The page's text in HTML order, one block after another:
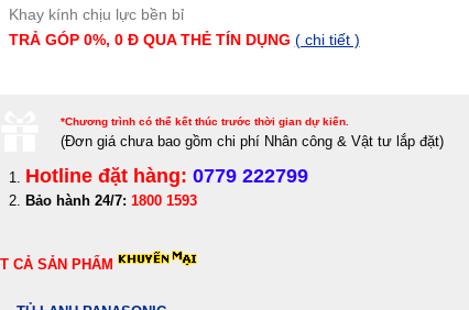
Khay kính chịu lực bền bỉ
TRẢ GÓP 0%, 0 Đ QUA THẺ TÍN DỤNG ( chi tiết )
*Chương trình có thể kết thúc trước thời gian dự kiến.
(Đơn giá c hưa bao gồm chi phí Nhân công & Vật tư lắp đặt)
Hotline đặt hàng: 0779 222799
Bảo hành 24/7: 1800 1593
CẢ SẢN PHẨM